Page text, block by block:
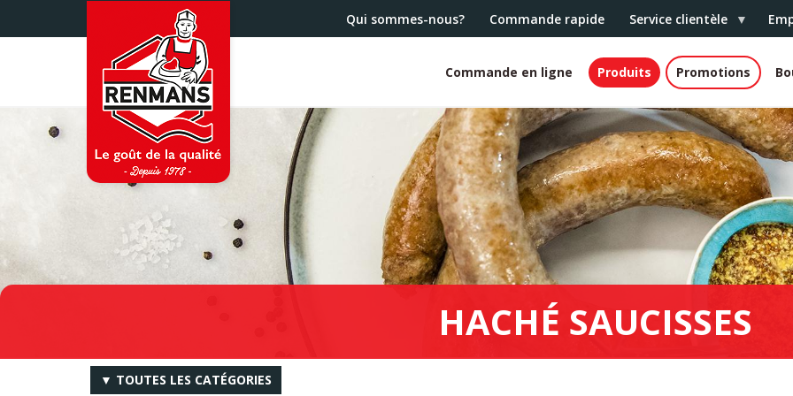
Qui sommes-nous? Commande rapide Service clientèle
White
header
Commande en ligne Produits Promotions
HACHÉ SAUCISSES
▼ TOUTES LES CATÉGORIES